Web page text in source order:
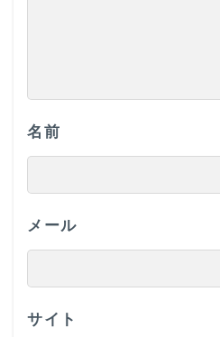
名前
メール
サイト